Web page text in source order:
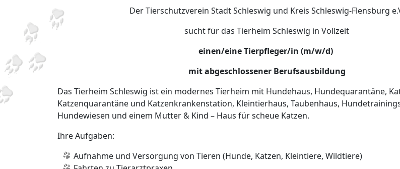
Der Tierschutzverein Stadt Schleswig und Kreis Schleswig-Flensburg
sucht für das Tierheim Schleswig in Vollzeit
einen/eine Tierpfleger/in (m/w/d)
mit abgeschlossener Berufsausbildung
Das Tierheim Schleswig ist ein modernes Tierheim mit Hundehaus, Hundequarantäne,
Katzenquarantäne und Katzenkrankenstation, Kleintierhaus, Taubenhaus,
Hundewiesen und einem Mutter & Kind – Haus für scheue Katzen.
Ihre Aufgaben:
Aufnahme und Versorgung von Tieren (Hunde, Katzen, Kleintiere, Wildtiere)